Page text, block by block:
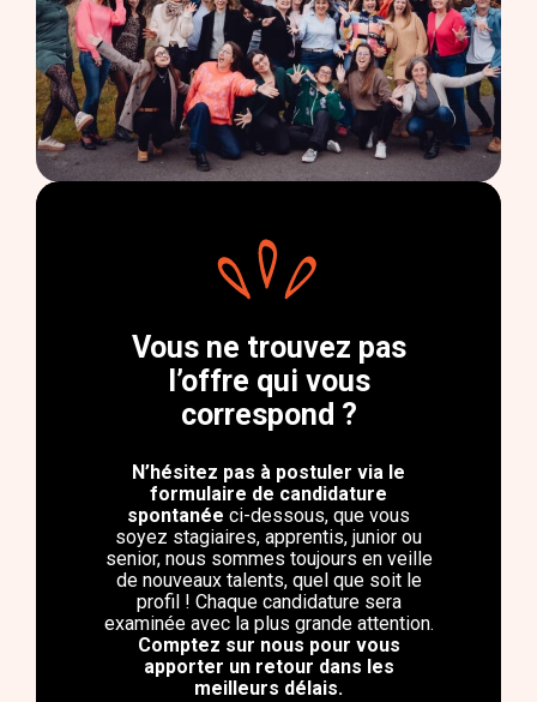
Vous ne trouvez pas
l’offre qui vous
correspond ?
N’hésitez pas à postuler via le
formulaire de candidature
spontanée ci-dessous, que vous
soyez stagiaires, apprentis, junior ou
senior, nous sommes toujours en veille
de nouveaux talents, quel que soit le
profil ! Chaque candidature sera
examinée avec la plus grande attention.
Comptez sur nous pour vous
apporter un retour dans les
meilleurs délais.